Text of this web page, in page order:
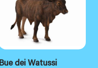
Bue dei Watussi